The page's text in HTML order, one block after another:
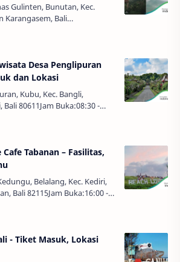
Gulinten, Bunutan, Kec.
Karangasem, Bali
Dinas Gulinten, Bunutan,
Karangasem, Bali
Desa Penglipuran
dan Lokasi
Kubu, Kec. Bangli,
80611Jam Buka:08:30 -
10.000,00Jika anda
pasti banyak yang tidak t…
Tabanan – Fasilitas,
Belalang, Kec. Kediri,
Bali 82115Jam Buka:16:00 -
mau nyari tempat nyantai
atau keluarga? kena…
- Tiket Masuk, Lokasi